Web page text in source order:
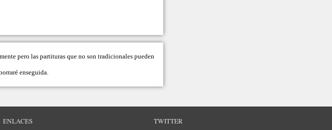
pero las partituras que no son tradicionales pueden
enseguida.
ENLACES TWITTER